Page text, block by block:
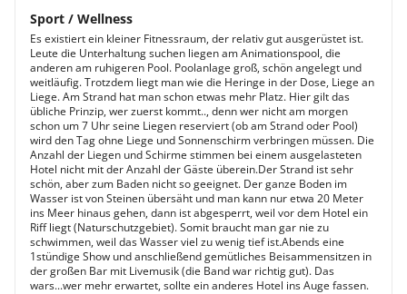
Sport / Wellness
Es existiert ein kleiner Fitnessraum, der relativ gut ausgerüstet ist.
Leute die Unterhaltung suchen liegen am Animationspool, die
anderen am ruhigeren Pool. Poolanlage groß, schön angelegt und
weitläufig. Trotzdem liegt man wie die Heringe in der Dose, Liege an
Liege. Am Strand hat man schon etwas mehr Platz. Hier gilt das
übliche Prinzip, wer zuerst kommt.., denn wer nicht am morgen
schon um 7 Uhr seine Liegen reserviert (ob am Strand oder Pool)
wird den Tag ohne Liege und Sonnenschirm verbringen müssen. Die
Anzahl der Liegen und Schirme stimmen bei einem ausgelasteten
Hotel nicht mit der Anzahl der Gäste überein.Der Strand ist sehr
schön, aber zum Baden nicht so geeignet. Der ganze Boden im
Wasser ist von Steinen übersäht und man kann nur etwa 20 Meter
ins Meer hinaus gehen, dann ist abgesperrt, weil vor dem Hotel ein
Riff liegt (Naturschutzgebiet). Somit braucht man gar nie zu
schwimmen, weil das Wasser viel zu wenig tief ist.Abends eine
1stündige Show und anschließend gemütliches Beisammensitzen in
der großen Bar mit Livemusik (die Band war richtig gut). Das
wars...wer mehr erwartet, sollte ein anderes Hotel ins Auge fassen.